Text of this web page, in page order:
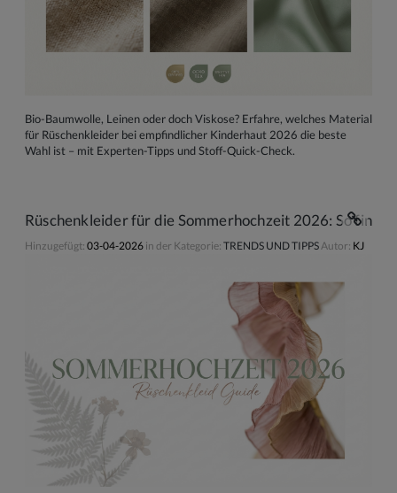
Bio-Baumwolle, Leinen oder doch Viskose? Erfahre, welches Material
für Rüschenkleider bei empfindlicher Kinderhaut 2026 die beste
Wahl ist – mit Experten-Tipps und Stoff-Quick-Check.
Rüschenkleider für die Sommerhochzeit 2026: So
Hinzugefügt: 03-04-2026 in der Kategorie: TRENDS UND TIPPSAutor: KJ